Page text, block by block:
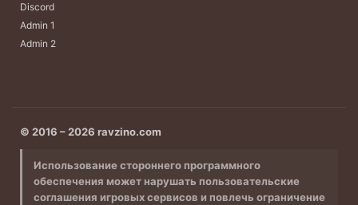
Discord
Admin 1
Admin 2
© 2016 – 2026 ravzino.com
Использование стороннего программного
обеспечения может нарушать пользовательские
соглашения игровых сервисов и повлечь ограничение